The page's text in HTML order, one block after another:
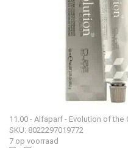
11.00 - Alfaparf - Evolution of the
SKU: 8022297019772
7 op voorraad